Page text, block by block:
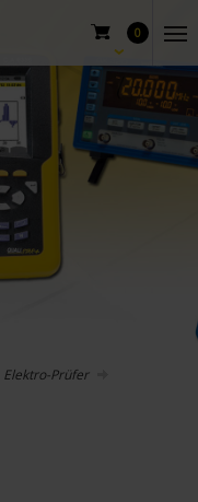
0
Elektro-Prüfer